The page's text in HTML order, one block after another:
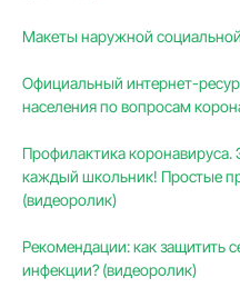
Макеты наружной
Официальный интернет-
населения по вопросам
Профилактика коронавируса.
каждый школьник! Простые
(видеоролик)
Рекомендации: как защитить
инфекции? (видеоролик)